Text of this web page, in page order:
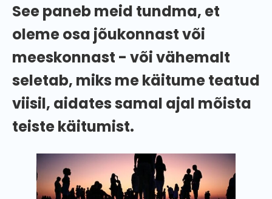
See paneb meid tundma, et
oleme osa jõukonnast või
meeskonnast - või vähemalt
seletab, miks me käitume teatud
viisil, aidates samal ajal mõista
teiste käitumist.